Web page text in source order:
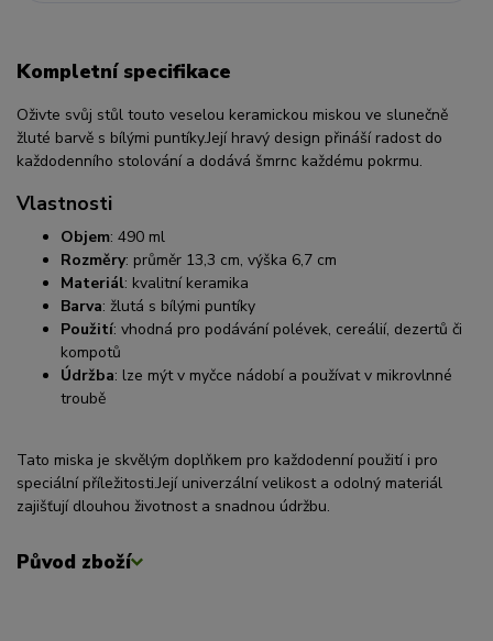
Kompletní specifikace
Oživte svůj stůl touto veselou keramickou miskou ve slunečně
žluté barvě s bílými puntíky.Její hravý design přináší radost do
každodenního stolování a dodává šmrnc každému pokrmu.
Vlastnosti
Objem: 490 ml
Rozměry: průměr 13,3 cm, výška 6,7 cm
Materiál: kvalitní keramika
Barva: žlutá s bílými puntíky
Použití: vhodná pro podávání polévek, cereálií, dezertů či
kompotů
Údržba: lze mýt v myčce nádobí a používat v mikrovlnné
troubě
Tato miska je skvělým doplňkem pro každodenní použití i pro
speciální příležitosti.Její univerzální velikost a odolný materiál
zajišťují dlouhou životnost a snadnou údržbu.
Původ zboží